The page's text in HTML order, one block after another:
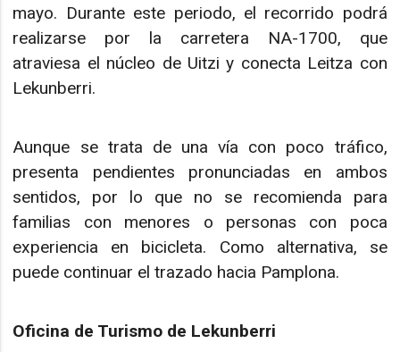
mayo. Durante este periodo, el recorrido podrá
realizarse por la carretera NA-1700, que
atraviesa el núcleo de Uitzi y conecta Leitza con
Lekunberri.
Aunque se trata de una vía con poco tráfico,
presenta pendientes pronunciadas en ambos
sentidos, por lo que no se recomienda para
familias con menores o personas con poca
experiencia en bicicleta. Como alternativa, se
puede continuar el trazado hacia Pamplona.
Oficina de Turismo de Lekunberri